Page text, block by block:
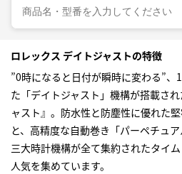
ロレックス デイトジャストの特徴
”0時になると日付が瞬時に変わる”
た「デイトジャスト」機構が搭載さ
ャスト』。防水性と防塵性に優れた
と、高精度な自動巻き「パーペチュ
三大時計機構が全て集約されたタイ
人気を集めています。